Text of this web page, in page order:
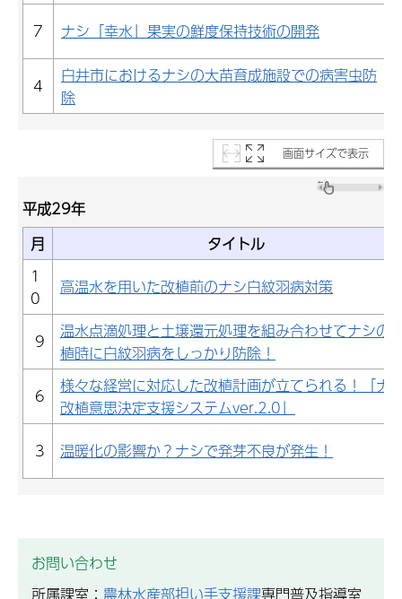
7
ナシ「幸水」果実の鮮度保持技術の開発
4
白井市におけるナシの大苗育成施設での病害虫防
除
画面サイズで表示
平成29年
月
タイトル
1
0
高温水を用いた改植前のナシ白紋羽病対策
9
温水点滴処理と土壌還元処理を組み合わせてナシの
植時に白紋羽病をしっかり防除！
6
様々な経営に対応した改植計画が立てられる！「ナ
改植意思決定支援システムver.2.0」
3
温暖化の影響か？ナシで発芽不良が発生！
お問い合わせ
所属課室： 農林水産部担い手支援課専門普及指導室